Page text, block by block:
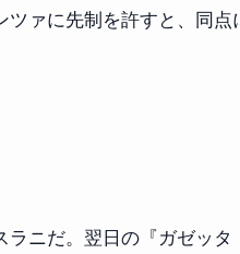
ァに先制を許すと、同点
ニだ。翌日の『ガゼッタ